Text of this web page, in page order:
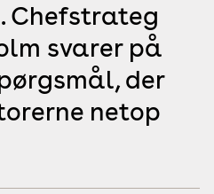
Chefstrateg
svarer på
der
netop